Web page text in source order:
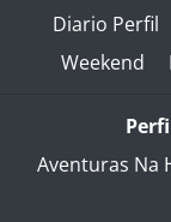
Diario Perfil
Weekend
Aventuras Na